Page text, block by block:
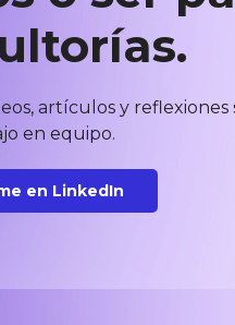
artículos y reflexiones
en equipo.
en LinkedIn